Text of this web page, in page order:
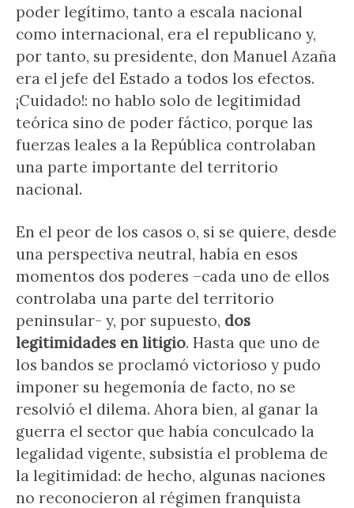
poder legítimo, tanto a escala nacional
como internacional, era el republicano y,
por tanto, su presidente, don Manuel Azaña
era el jefe del Estado a todos los efectos.
¡Cuidado!: no hablo solo de legitimidad
teórica sino de poder fáctico, porque las
fuerzas leales a la República controlaban
una parte importante del territorio
nacional.
En el peor de los casos o, si se quiere, desde
una perspectiva neutral, había en esos
momentos dos poderes –cada uno de ellos
controlaba una parte del territorio
peninsular- y, por supuesto, dos
legitimidades en litigio. Hasta que uno de
los bandos se proclamó victorioso y pudo
imponer su hegemonía de facto, no se
resolvió el dilema. Ahora bien, al ganar la
guerra el sector que había conculcado la
legalidad vigente, subsistía el problema de
la legitimidad: de hecho, algunas naciones
no reconocieron al régimen franquista